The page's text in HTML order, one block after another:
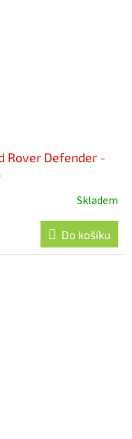
Rover Defender -
Skladem
Do košíku